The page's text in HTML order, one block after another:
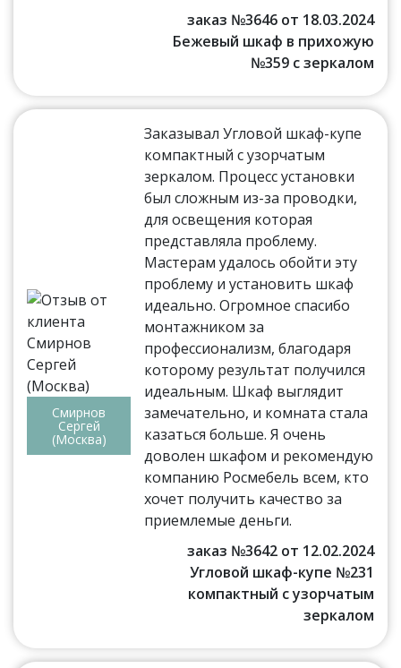
заказ №3646 от 18.03.2024
Бежевый шкаф в прихожую
№359 с зеркалом
Смирнов
Сергей
(Москва)
Заказывал Угловой шкаф-купе
компактный с узорчатым
зеркалом. Процесс установки
был сложным из-за проводки,
для освещения которая
представляла проблему.
Мастерам удалось обойти эту
проблему и установить шкаф
идеально. Огромное спасибо
монтажником за
профессионализм, благодаря
которому результат получился
идеальным. Шкаф выглядит
замечательно, и комната стала
казаться больше. Я очень
доволен шкафом и рекомендую
компанию Росмебель всем, кто
хочет получить качество за
приемлемые деньги.
заказ №3642 от 12.02.2024
Угловой шкаф-купе №231
компактный с узорчатым
зеркалом